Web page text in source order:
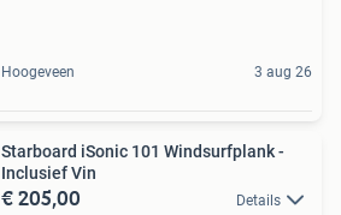
Hoogeveen 3 aug 26
Starboard iSonic 101 Windsurfplank -
Inclusief Vin
€ 205,00 Details